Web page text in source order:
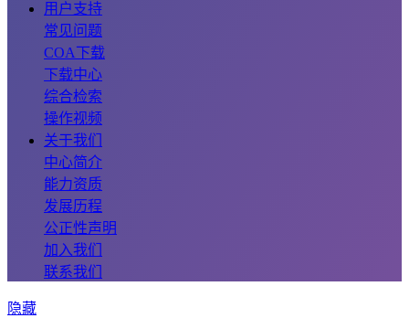
用户支持
常见问题
COA下载
下载中心
综合检索
操作视频
关于我们
中心简介
能力资质
发展历程
公正性声明
加入我们
联系我们
隐藏